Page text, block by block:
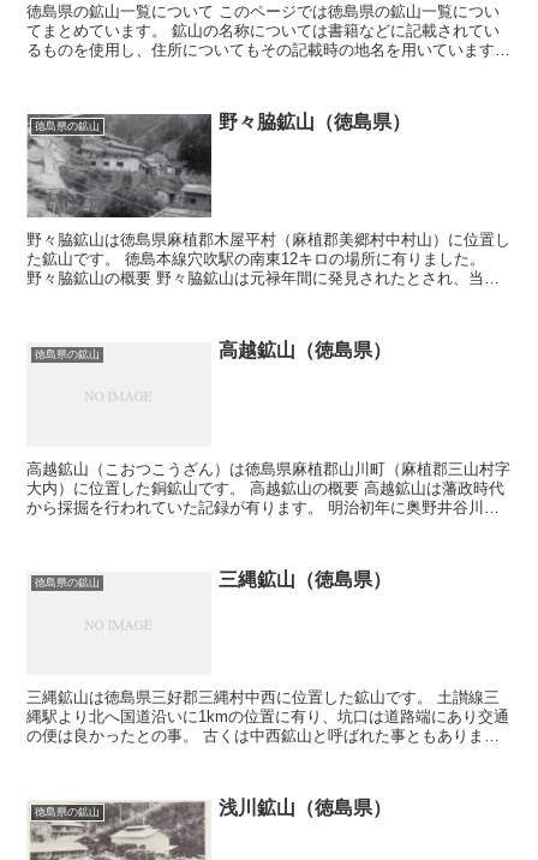
徳島県の鉱山一覧について このページでは徳島県の鉱山一覧につい
てまとめています。 鉱山の名称については書籍などに記載されてい
るものを使用し、住所についてもその記載時の地名を用いています。
徳島県の鉱山 野々脇鉱山（徳島県）
野々脇鉱山は徳島県麻植郡木屋平村（麻植郡美郷村中村山）に位置し
た鉱山です。 徳島本線穴吹駅の南東12キロの場所に有りました。
野々脇鉱山の概要 野々脇鉱山は元禄年間に発見されたとされ、当時
徳島県の鉱山 高越鉱山（徳島県）
高越鉱山（こおつこうざん）は徳島県麻植郡山川町（麻植郡三山村字
大内）に位置した銅鉱山です。 高越鉱山の概要 高越鉱山は藩政時代
から採掘を行われていた記録が有ります。 明治初年に奥野井谷川流
徳島県の鉱山 三縄鉱山（徳島県）
三縄鉱山は徳島県三好郡三縄村中西に位置した鉱山です。 土讃線三
縄駅より北へ国道沿いに1kmの位置に有り、坑口は道路端にあり交通
の便は良かったとの事。 古くは中西鉱山と呼ばれた事ともありま
徳島県の鉱山 浅川鉱山（徳島県）